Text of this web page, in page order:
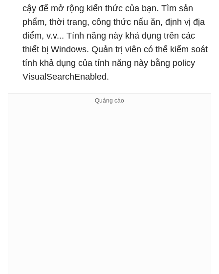
cậy để mở rộng kiến ​​thức của bạn. Tìm sản
phẩm, thời trang, công thức nấu ăn, định vị địa
điểm, v.v... Tính năng này khả dụng trên các
thiết bị Windows. Quản trị viên có thể kiểm soát
tính khả dụng của tính năng này bằng policy
VisualSearchEnabled.